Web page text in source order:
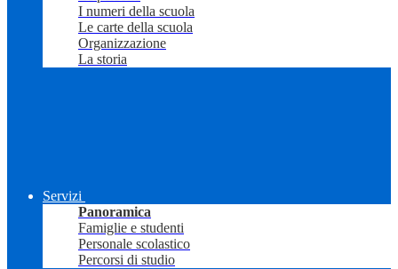
I numeri della scuola
Le carte della scuola
Organizzazione
La storia
Servizi
Panoramica
Famiglie e studenti
Personale scolastico
Percorsi di studio